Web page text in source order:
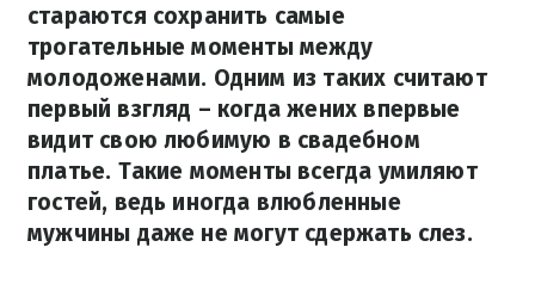
стараются сохранить самые
трогательные моменты между
молодоженами. Одним из таких считают
первый взгляд – когда жених впервые
видит свою любимую в свадебном
платье. Такие моменты всегда умиляют
гостей, ведь иногда влюбленные
мужчины даже не могут сдержать слез.